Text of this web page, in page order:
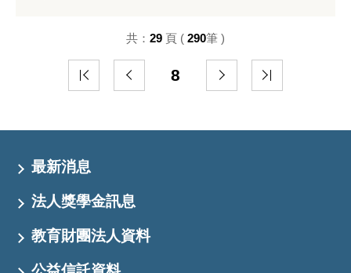
8
共： 29 頁 ( 290筆 )
最新消息
法人獎學金訊息
教育財團法人資料